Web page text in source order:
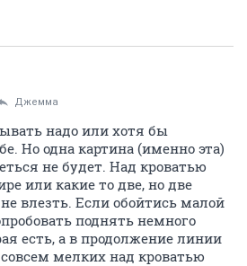
Джемма
надо или хотя бы
Но одна картина (именно эта)
не будет. Над кроватью
или какие то две, но две
влезть. Если обойтись малой
поднять немного
есть, а в продолжение линии
мелких над кроватью